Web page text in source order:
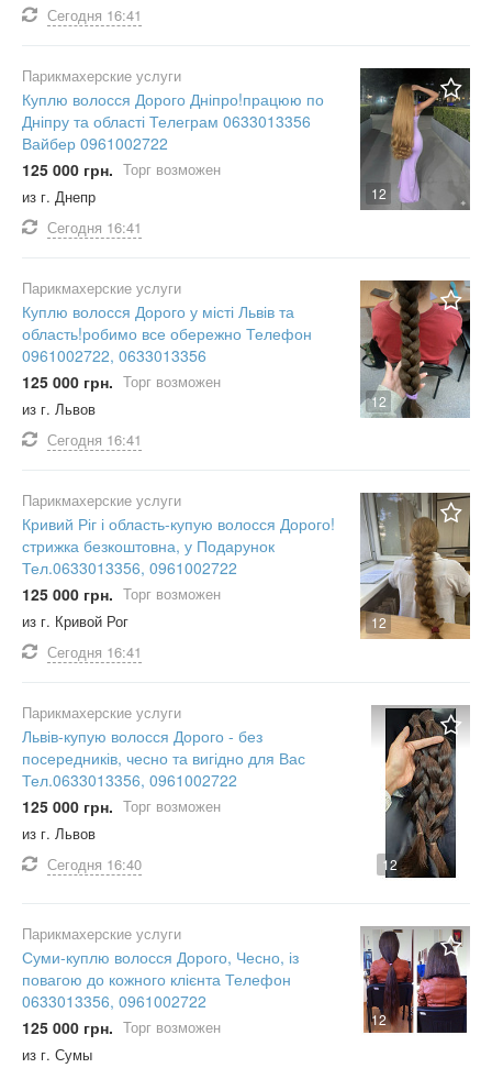
Сегодня 16:41
12
Парикмахерские услуги
Куплю волосся Дорого Дніпро!працюю по
Дніпру та області Телеграм 0633013356
Вайбер 0961002722
125 000 грн. Торг возможен
из г. Днепр
Сегодня 16:41
12
Парикмахерские услуги
Куплю волосся Дорого у місті Львів та
область!робимо все обережно Телефон
0961002722, 0633013356
125 000 грн. Торг возможен
из г. Львов
Сегодня 16:41
12
Парикмахерские услуги
Кривий Ріг і область-купую волосся Дорого!
стрижка безкоштовна, у Подарунок
Тел.0633013356, 0961002722
125 000 грн. Торг возможен
из г. Кривой Рог
Сегодня 16:41
12
Парикмахерские услуги
Львів-купую волосся Дорого - без
посередників, чесно та вигідно для Вас
Тел.0633013356, 0961002722
125 000 грн. Торг возможен
из г. Львов
Сегодня 16:40
12
Парикмахерские услуги
Суми-куплю волосся Дорого, Чесно, із
повагою до кожного клієнта Телефон
0633013356, 0961002722
125 000 грн. Торг возможен
из г. Сумы